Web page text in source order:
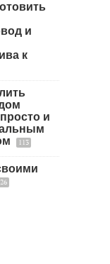
и
к
и
113
26